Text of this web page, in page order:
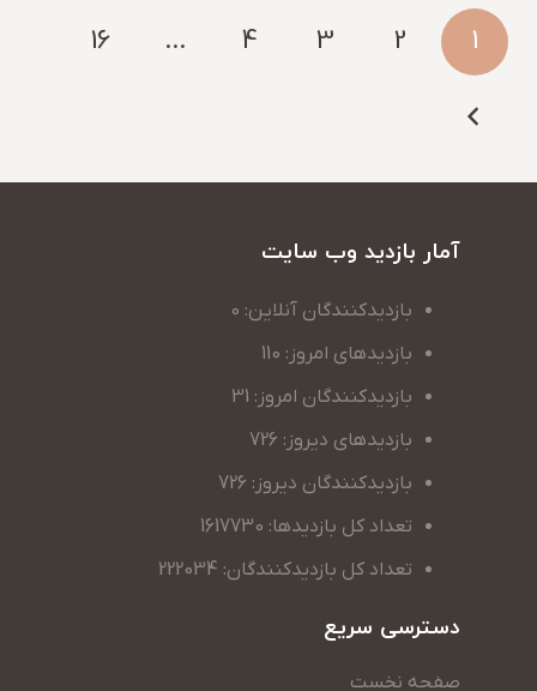
1
2
3
4
…
16
آمار بازدید وب سایت
بازدیدکنندگان آنلاین: 0
بازدیدهای امروز: 110
بازدیدکنندگان امروز: 31
بازدیدهای دیروز: 726
بازدیدکنندگان دیروز: 726
تعداد کل بازدیدها: 1617730
تعداد کل بازدیدکنندگان: 222034
دسترسی سریع
صفحه نخست